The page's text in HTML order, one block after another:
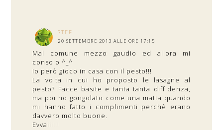
STEF
20 SETTEMBRE 2013 ALLE ORE 17:15
Mal comune mezzo gaudio ed allora mi
consolo ^_^
Io però gioco in casa con il pesto!!!
La volta in cui ho proposto le lasagne al
pesto? Facce basite e tanta tanta diffidenza,
ma poi ho gongolato come una matta quando
mi hanno fatto i complimenti perchè erano
davvero molto buone.
Evvaiii!!!